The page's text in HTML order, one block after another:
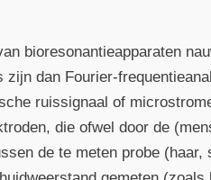
bioresonantie­apparaten
dan Fourier-
ruis­signaal of
die ofwel door de
de te meten probe